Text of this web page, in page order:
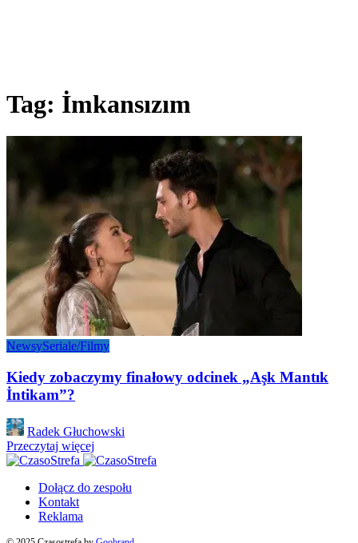
Tag: İmkansızım
NewsySeriale/Filmy
Kiedy zobaczymy finałowy odcinek „Aşk Mantık
İntikam”?
Posted
by
Radek Głuchowski
Przeczytaj więcej
Dołącz do zespołu
Kontakt
Reklama